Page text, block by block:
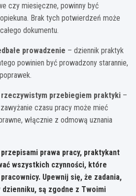
czy miesięczne, powinny być
Brak tych potwierdzeń może
dokumentu.
prowadzenie – dziennik praktyk
powinien być prowadzony starannie,
przebiegiem praktyki –
czasu pracy może mieć
włącznie z odmową uznania
prawa pracy, praktykant
wszystkich czynności, które
Upewnij się, że zadania,
są zgodne z Twoimi